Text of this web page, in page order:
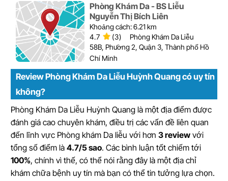
Phòng Khám Da - BS Liễu
Nguyễn Thị Bích Liên
Khoảng cách: 6.21 km
4.7
(3)
Phòng Khám Da Liễu
58B, Phường 2, Quận 3, Thành phố Hồ
Chí Minh
Review Phòng Khám Da Liễu Huỳnh Quang có uy tín
không?
Phòng Khám Da Liễu Huỳnh Quang là một địa điểm được
đánh giá cao chuyên khám, điều trị các vấn đề liên quan
đến lĩnh vực Phòng khám Da liễu với hơn 3 review với
tổng số điểm là 4.7/5 sao. Các bình luận tốt chiếm tới
100%, chính vì thế, có thể nói rằng đây là một địa chỉ
khám chữa bệnh uy tín mà bạn có thể tin tưởng lựa chọn.